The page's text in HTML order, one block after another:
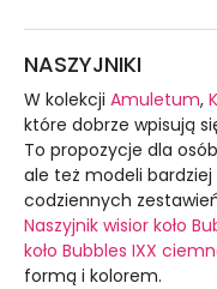
NASZYJNIKI
W kolekcji Amuletum,
które dobrze wpisują
To propozycje dla
ale też modeli
codziennych
Naszyjnik wisior koło
koło Bubbles IXX
formą i kolorem.